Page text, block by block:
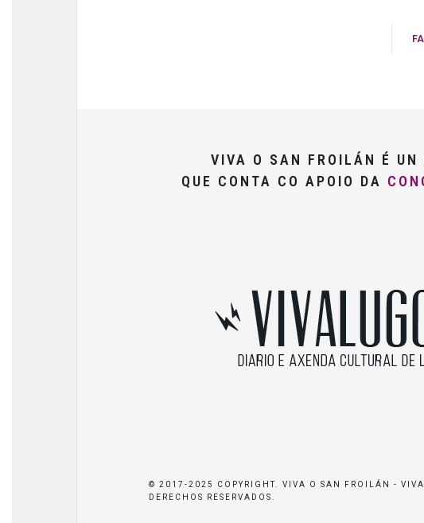
VIVA O SAN FROILÁN É UN
QUE CONTA CO APOIO DA
© 2017-2025 COPYRIGHT. VIVA O SAN FROILÁN -
DERECHOS RESERVADOS.